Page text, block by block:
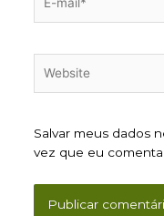
mail*
Salvar meus dados
vez que eu